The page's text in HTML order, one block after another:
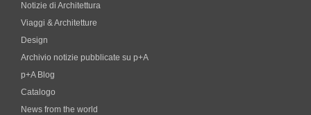
Notizie di Architettura
Viaggi & Architetture
Design
Archivio notizie pubblicate su p+A
p+A Blog
Catalogo
News from the world